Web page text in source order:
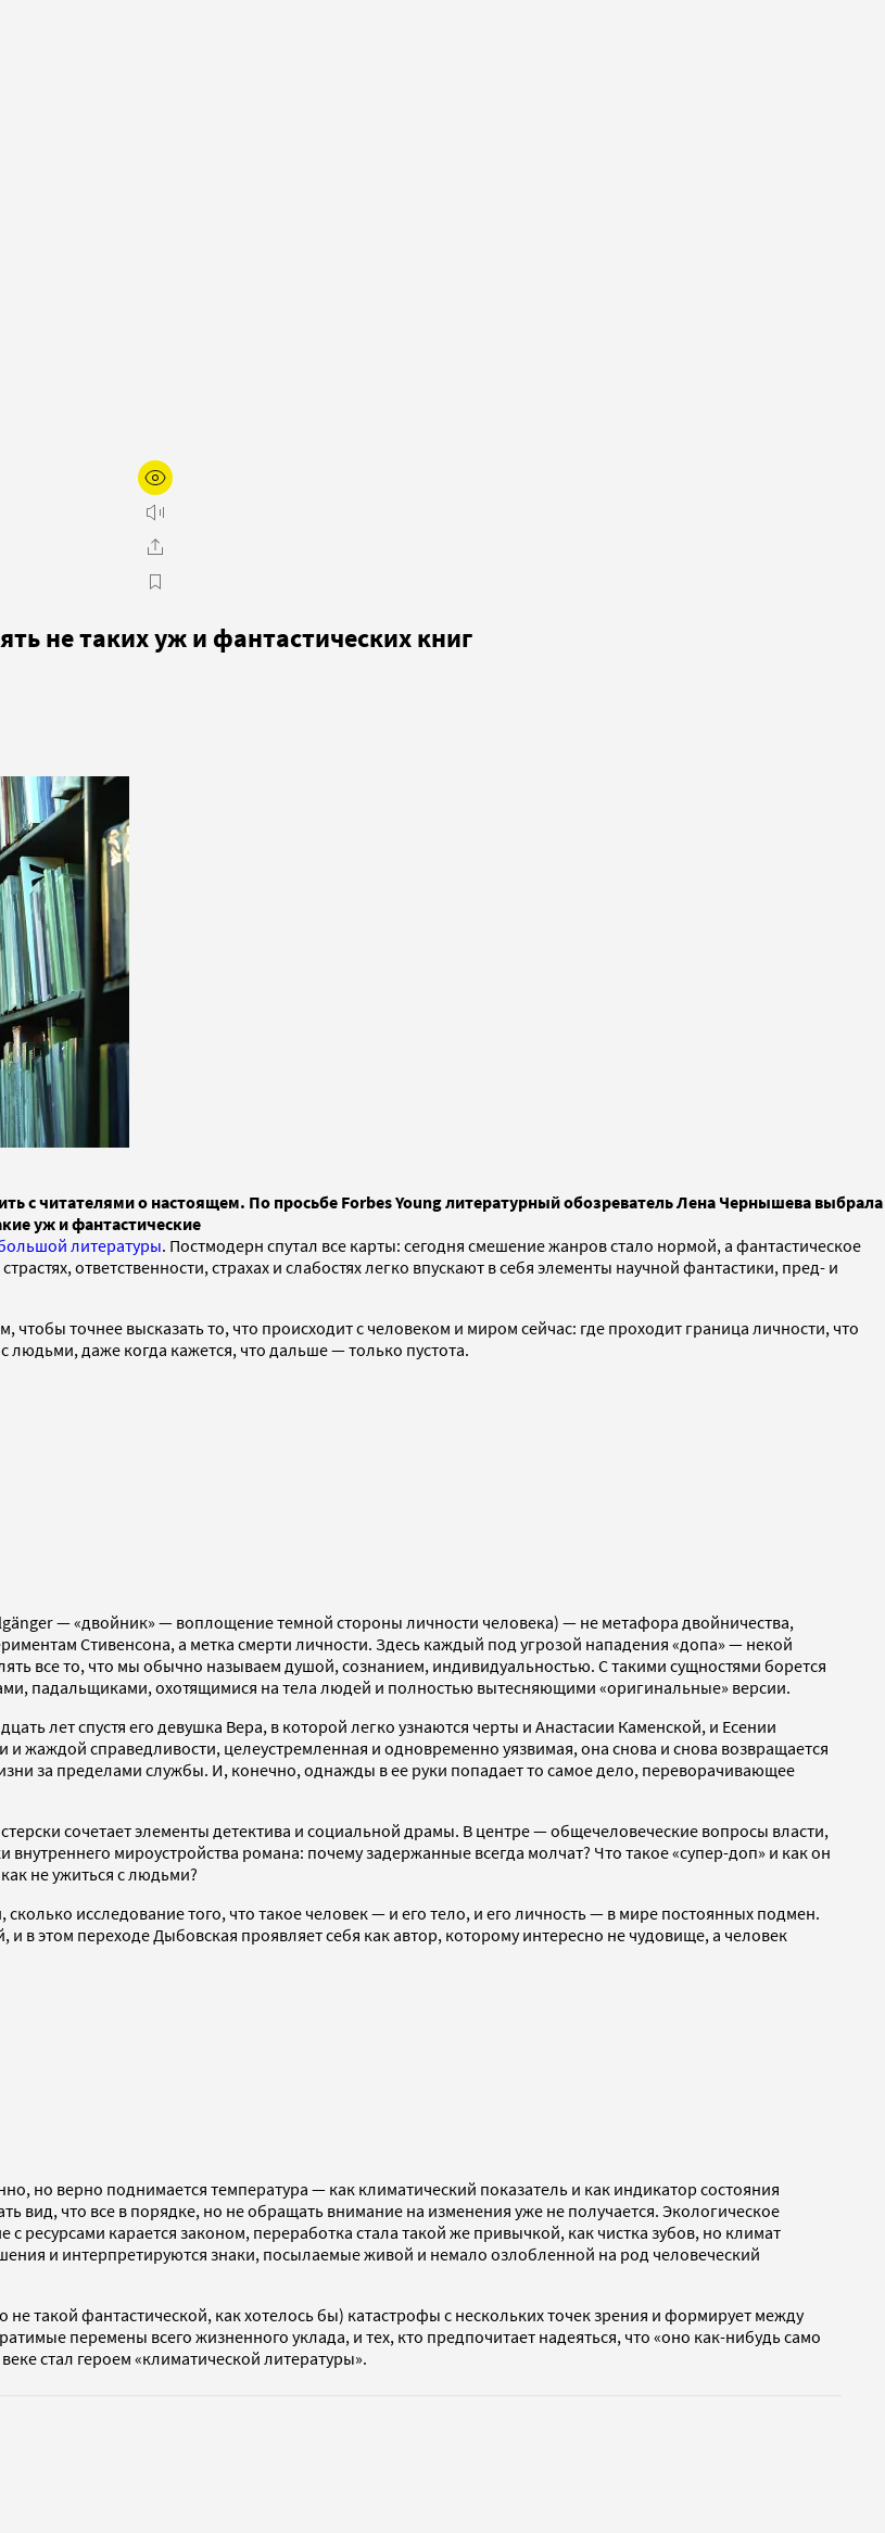
не таких уж и фантастических книг
с читателями о настоящем. По просьбе Forbes Young литературный обозреватель Лена Чернышева выбрала
уж и фантастические
литературы. Постмодерн спутал все карты: сегодня смешение жанров стало нормой, а фантастическое
ответственности, страхах и слабостях легко впускают в себя элементы научной фантастики, пред- и
точнее высказать то, что происходит с человеком и миром сейчас: где проходит граница личности, что
людьми, даже когда кажется, что дальше — только пустота.
— «двойник» — воплощение темной стороны личности человека) — не метафора двойничества,
Стивенсона, а метка смерти личности. Здесь каждый под угрозой нападения «допа» — некой
все то, что мы обычно называем душой, сознанием, индивидуальностью. С такими сущностями борется
падальщиками, охотящимися на тела людей и полностью вытесняющими «оригинальные» версии.
лет спустя его девушка Вера, в которой легко узнаются черты и Анастасии Каменской, и Есении
жаждой справедливости, целеустремленная и одновременно уязвимая, она снова и снова возвращается
за пределами службы. И, конечно, однажды в ее руки попадает то самое дело, переворачивающее
сочетает элементы детектива и социальной драмы. В центре — общечеловеческие вопросы власти,
мироустройства романа: почему задержанные всегда молчат? Что такое «супер-доп» и как он
не ужиться с людьми?
исследование того, что такое человек — и его тело, и его личность — в мире постоянных подмен.
в этом переходе Дыбовская проявляет себя как автор, которому интересно не чудовище, а человек
но верно поднимается температура — как климатический показатель и как индикатор состояния
вид, что все в порядке, но не обращать внимание на изменения уже не получается. Экологическое
ресурсами карается законом, переработка стала такой же привычкой, как чистка зубов, но климат
и интерпретируются знаки, посылаемые живой и немало озлобленной на род человеческий
такой фантастической, как хотелось бы) катастрофы с нескольких точек зрения и формирует между
перемены всего жизненного уклада, и тех, кто предпочитает надеяться, что «оно как-нибудь само
стал героем «климатической литературы».